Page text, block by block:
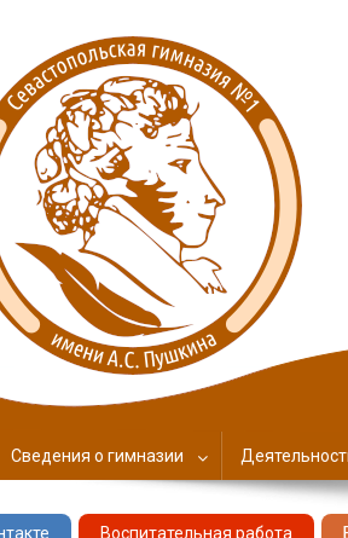
С. Пушкина
Сведения о гимназии
Воспитательная работа